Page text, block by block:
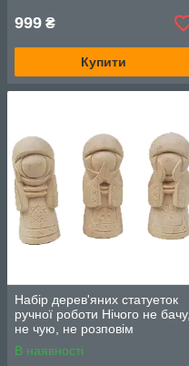
999 ₴
Купити
Набір дерев'яних статуеток
ручної роботи Нічого не бачу,
не чую, не розповім
В наявності